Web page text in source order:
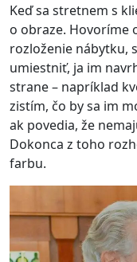
Keď sa stretnem s
o obraze. Hovoríme
rozloženie nábytku,
umiestniť, ja im
strane – napríklad
zistím, čo by sa im
ak povedia, že
Dokonca z toho
farbu.